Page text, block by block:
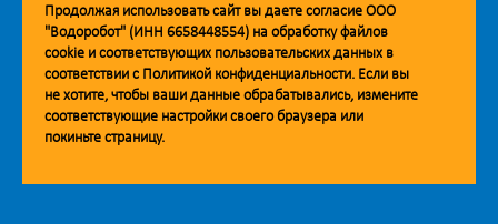
Мобильное приложение Vodorobot
Продолжая использовать сайт вы даете согласие ООО
"Водоробот" (ИНН 6658448554) на обработку файлов
cookie и соответствующих пользовательских данных в
соответствии с Политикой конфиденциальности. Если вы
не хотите, чтобы ваши данные обрабатывались, измените
соответствующие настройки своего браузера или
покиньте страницу.